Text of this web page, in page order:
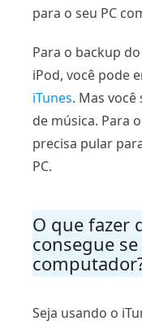
para o seu PC
Para o backup
iPod, você pode
iTunes. Mas
de música. Para
precisa pular
PC.
O que fazer
consegue
Seja usando o